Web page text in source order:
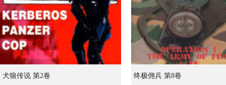
犬狼传说 第2卷 终极佣兵 第8卷